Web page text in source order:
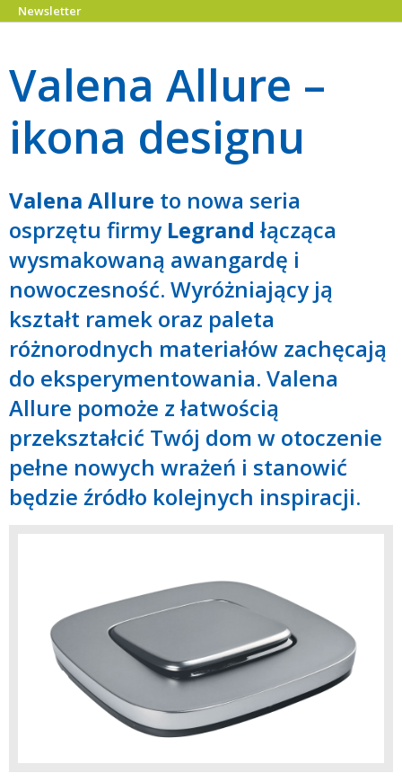
Newsletter
Valena Allure –
ikona designu
Valena Allure to nowa seria
osprzętu firmy Legrand łącząca
wysmakowaną awangardę i
nowoczesność. Wyróżniający ją
kształt ramek oraz paleta
różnorodnych materiałów zachęcają
do eksperymentowania. Valena
Allure pomoże z łatwością
przekształcić Twój dom w otoczenie
pełne nowych wrażeń i stanowić
będzie źródło kolejnych inspiracji.